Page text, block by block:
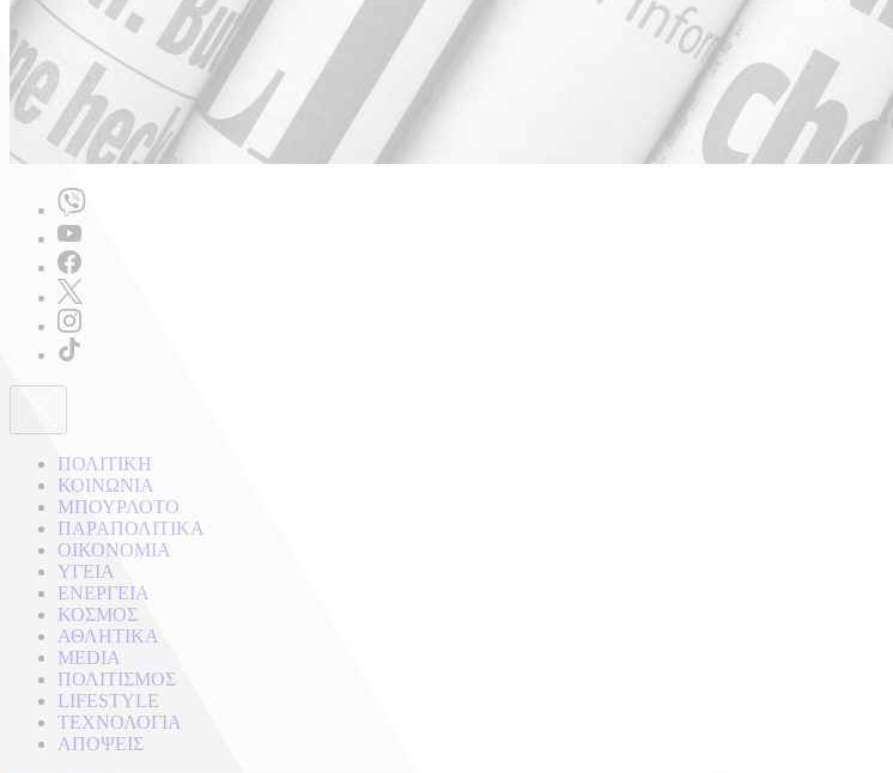
ΠΟΛΙΤΙΚΗ
ΚΟΙΝΩΝΙΑ
ΜΠΟΥΡΛΟΤΟ
ΠΑΡΑΠΟΛΙΤΙΚΑ
ΟΙΚΟΝΟΜΙΑ
ΥΓΕΙΑ
ΕΝΕΡΓΕΙΑ
ΚΟΣΜΟΣ
ΑΘΛΗΤΙΚΑ
MEDIA
ΠΟΛΙΤΙΣΜΟΣ
LIFESTYLE
ΤΕΧΝΟΛΟΓΙΑ
ΑΠΟΨΕΙΣ